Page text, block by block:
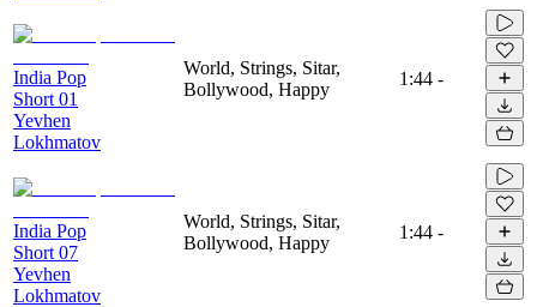
India Pop
Short 01
Yevhen
Lokhmatov
World, Strings, Sitar,
Bollywood, Happy
1:44 -
India Pop
Short 07
Yevhen
Lokhmatov
World, Strings, Sitar,
Bollywood, Happy
1:44 -